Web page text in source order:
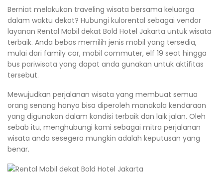
Berniat melakukan traveling wisata bersama keluarga
dalam waktu dekat? Hubungi kulorental sebagai vendor
layanan Rental Mobil dekat Bold Hotel Jakarta untuk wisata
terbaik. Anda bebas memilih jenis mobil yang tersedia,
mulai dari family car, mobil commuter, elf 19 seat hingga
bus pariwisata yang dapat anda gunakan untuk aktifitas
tersebut.
Mewujudkan perjalanan wisata yang membuat semua
orang senang hanya bisa diperoleh manakala kendaraan
yang digunakan dalam kondisi terbaik dan laik jalan. Oleh
sebab itu, menghubungi kami sebagai mitra perjalanan
wisata anda sesegera mungkin adalah keputusan yang
benar.